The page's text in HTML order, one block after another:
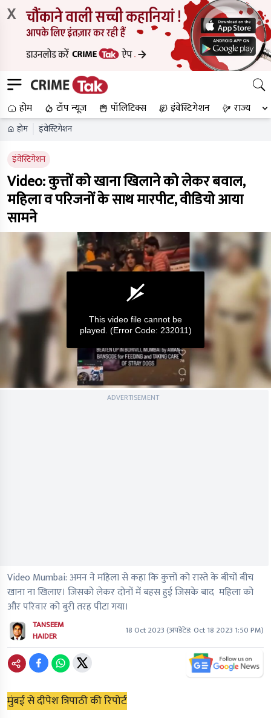
X
होम टॉप न्यूज पॉलिटिक्स इंवेस्टिगेशन राज्य
होम इंवेस्टिगेशन
इंवेस्टिगेशन
Video: कुत्तों को खाना खिलाने को लेकर बवाल,
महिला व परिजनों के साथ मारपीट, वीडियो आया
सामने
This video file cannot be
played. (Error Code: 232011)
ADVERTISEMENT
Video Mumbai: अमन ने महिला से कहा कि कुत्तों को रास्ते के बीचों बीच
खाना ना खिलाए। जिसको लेकर दोनों में बहस हुई जिसके बाद महिला को
और परिवार को बुरी तरह पीटा गया।
TANSEEM
HAIDER
18 Oct 2023(अपडेटेड:Oct 18 2023 1:50 PM)
मुंबई से दीपेश त्रिपाठी की रिपोर्ट